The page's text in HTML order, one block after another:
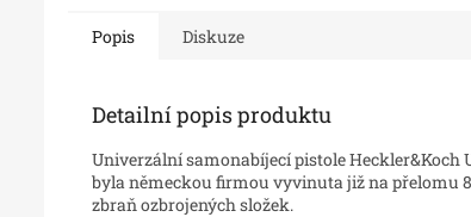
Popis Diskuze
Detailní popis produktu
Univerzální samonabíjecí pistole Heckler&Koch
byla německou firmou vyvinuta již na přelomu
zbraň ozbrojených složek.